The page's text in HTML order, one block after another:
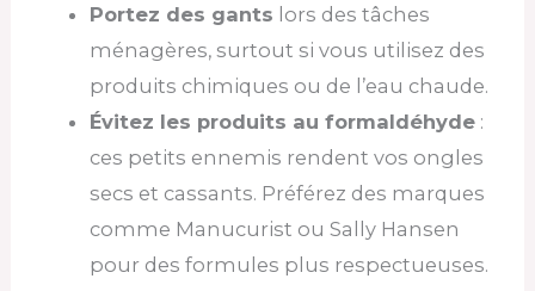
Portez des gants lors des tâches
ménagères, surtout si vous utilisez des
produits chimiques ou de l’eau chaude.
Évitez les produits au formaldéhyde:
ces petits ennemis rendent vos ongles
secs et cassants. Préférez des marques
comme Manucurist ou Sally Hansen
pour des formules plus respectueuses.